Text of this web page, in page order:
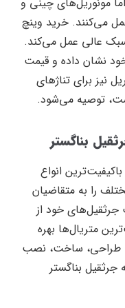
می‌کنند. خرید وینچ
عالی عمل می‌کند.
نشان داده و قیمت
نیز برای تناژ‌های
توصیه می‌شود.
بناگستر
انواع
را به متقاضیان
خود از
متریال‌ها بهره
طراحی، ساخت، نصب
بناگستر